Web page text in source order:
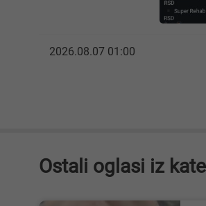
2026.08.07 01:00
Ostali oglasi iz